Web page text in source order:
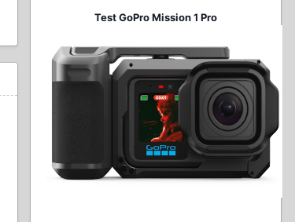
Test GoPro Mission 1 Pro